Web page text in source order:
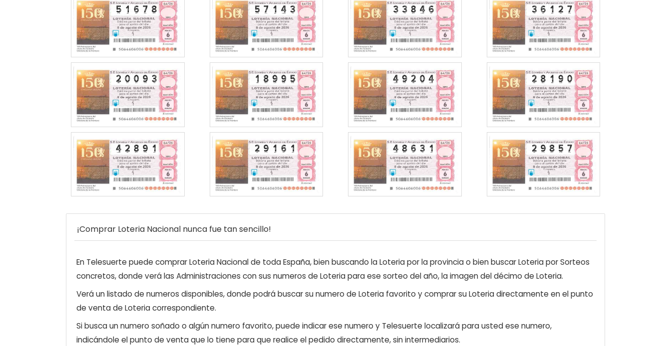
¡Comprar Loteria Nacional nunca fue tan sencillo!
En Telesuerte puede comprar Loteria Nacional de toda España, bien buscando la Loteria por la provincia o bien buscar Loteria por Sorteos
concretos, donde verá las Administraciones con sus numeros de Loteria para ese sorteo del año, la imagen del décimo de Loteria.
Verá un listado de numeros disponibles, donde podrá buscar su numero de Loteria favorito y comprar su Loteria directamente en el punto
de venta de Loteria correspondiente.
Si busca un numero soñado o algún numero favorito, puede indicar ese numero y Telesuerte localizará para usted ese numero,
indicándole el punto de venta que lo tiene para que realice el pedido directamente, sin intermediarios.